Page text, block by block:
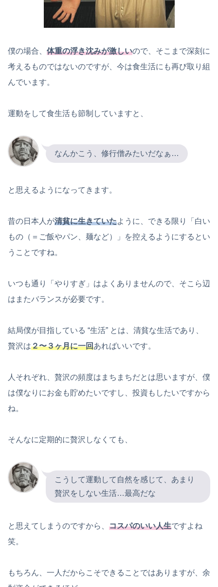
僕の場合、 体重の浮き沈みが激しいので、そこまで深刻に
考えるものではないのですが、今は食生活にも再び取り組
んでいます。
運動をして食生活も節制していますと、
なんかこう、修行僧みたいだなぁ…
と思えるようになってきます。
昔の日本人が清貧に生きていたように、できる限り「白い
もの（＝ご飯やパン、麺など）」を控えるようにするとい
うことですね。
いつも通り「やりすぎ」はよくありませんので、そこら辺
はまたバランスが必要です。
結局僕が目指している “生活” とは、清貧な生活であり、
贅沢は２〜３ヶ月に一回あればいいです。
人それぞれ、贅沢の頻度はまちまちだとは思いますが、僕
は僕なりにお金も貯めたいですし、投資もしたいですから
ね。
そんなに定期的に贅沢しなくても、
こうして運動して自然を感じて、あまり
贅沢をしない生活…最高だな
と思えてしまうのですから、 コスパのいい人生ですよね
笑。
もちろん、一人だからこそできることではありますが、余